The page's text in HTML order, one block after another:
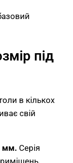
під
в кількох
свій
мм. Серія